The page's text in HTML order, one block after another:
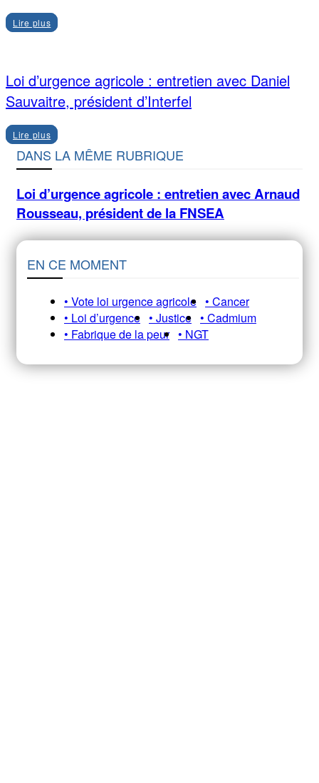
Lire plus
Loi d’urgence agricole : entretien avec Daniel
Sauvaitre, président d’Interfel
Lire plus
DANS LA MÊME RUBRIQUE
Loi d’urgence agricole : entretien avec Arnaud
Rousseau, président de la FNSEA
EN CE MOMENT
• Vote loi urgence agricole • Cancer
• Loi d’urgence • Justice • Cadmium
• Fabrique de la peur • NGT